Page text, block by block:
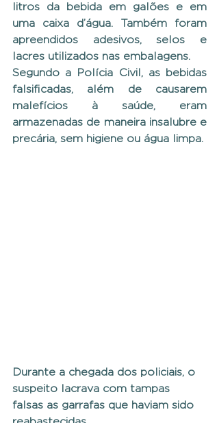
litros da bebida em galões e em
uma caixa d’água. Também foram
apreendidos adesivos, selos e
lacres utilizados nas embalagens.
Segundo a Polícia Civil, as bebidas
falsificadas, além de causarem
malefícios à saúde, eram
armazenadas de maneira insalubre e
precária, sem higiene ou água limpa.
Durante a chegada dos policiais, o
suspeito lacrava com tampas
falsas as garrafas que haviam sido